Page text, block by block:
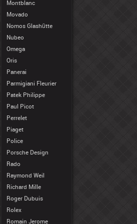
Montblanc
Movado
Nomos Glashütte
Nubeo
Omega
Oris
Panerai
Parmigiani Fleurier
Patek Philippe
Paul Picot
Perrelet
Piaget
Police
Porsche Design
Rado
Raymond Weil
Richard Mille
Roger Dubuis
Rolex
Romain Jerome